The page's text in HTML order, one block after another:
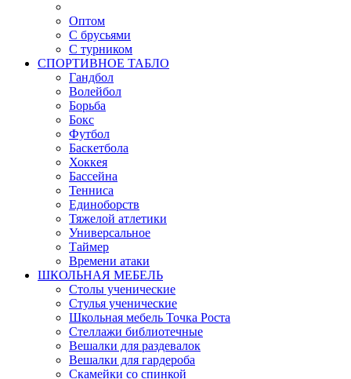
Оптом
С брусьями
С турником
СПОРТИВНОЕ ТАБЛО
Гандбол
Волейбол
Борьба
Бокс
Футбол
Баскетбола
Хоккея
Бассейна
Тенниса
Единоборств
Тяжелой атлетики
Универсальное
Таймер
Времени атаки
ШКОЛЬНАЯ МЕБЕЛЬ
Столы ученические
Стулья ученические
Школьная мебель Точка Роста
Стеллажи библиотечные
Вешалки для раздевалок
Вешалки для гардероба
Скамейки со спинкой